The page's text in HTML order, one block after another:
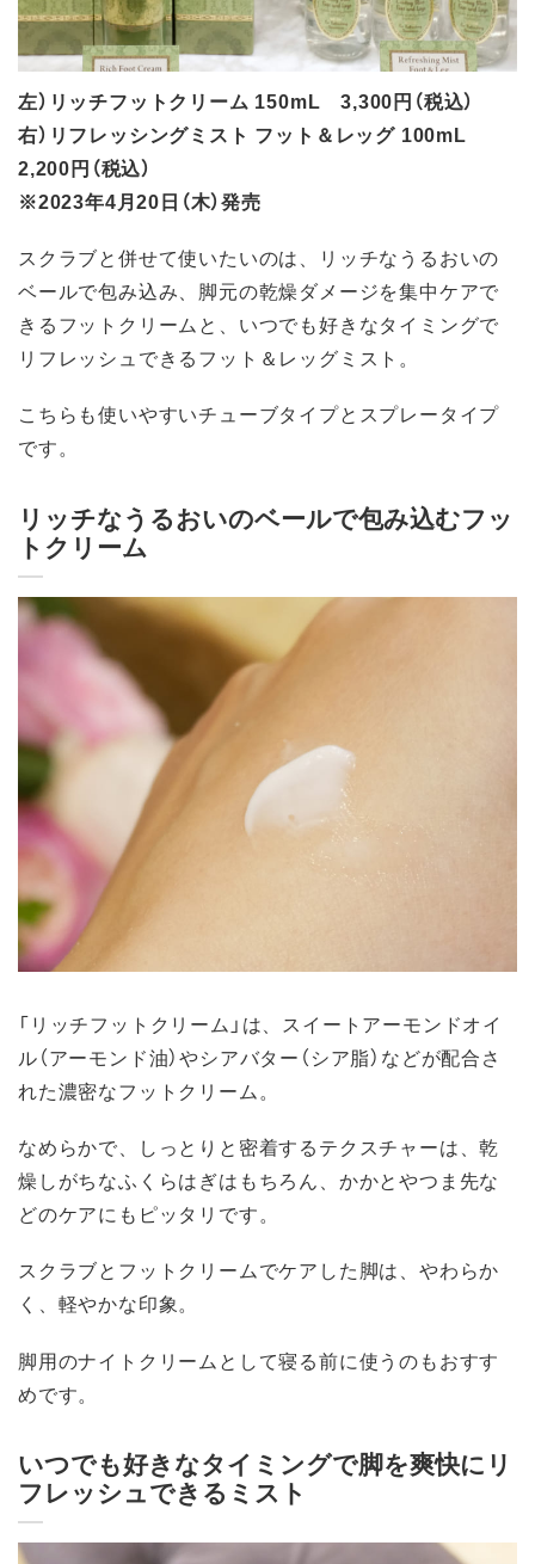
左）リッチフットクリーム 150mL 3,300円（税込）
右）リフレッシングミスト フット＆レッグ 100mL
2,200円（税込）
※2023年4月20日（木）発売
スクラブと併せて使いたいのは、リッチなうるおいの
ベールで包み込み、脚元の乾燥ダメージを集中ケアで
きるフットクリームと、いつでも好きなタイミングで
リフレッシュできるフット＆レッグミスト。
こちらも使いやすいチューブタイプとスプレータイプ
です。
リッチなうるおいのベールで包み込むフッ
トクリーム
「リッチフットクリーム」は、スイートアーモンドオイ
ル（アーモンド油）やシアバター（シア脂）などが配合さ
れた濃密なフットクリーム。
なめらかで、しっとりと密着するテクスチャーは、乾
燥しがちなふくらはぎはもちろん、かかとやつま先な
どのケアにもピッタリです。
スクラブとフットクリームでケアした脚は、やわらか
く、軽やかな印象。
脚用のナイトクリームとして寝る前に使うのもおすす
めです。
いつでも好きなタイミングで脚を爽快にリ
フレッシュできるミスト